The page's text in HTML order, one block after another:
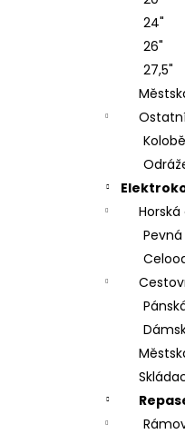
24"
26"
27,5"
Pevná
KOLO
20-29
38 990 Kč